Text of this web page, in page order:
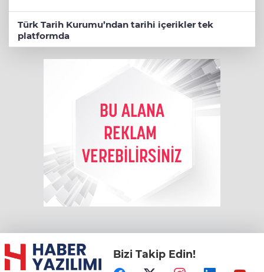
Türk Tarih Kurumu’ndan tarihi içerikler tek
platformda
Bizi Takip Edin!